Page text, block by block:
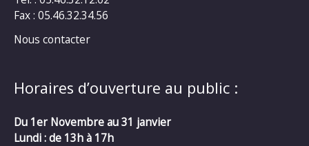
Fax : 05.46.32.34.56
Nous contacter
Horaires d’ouverture au public :
Du 1er Novembre au 31 janvier
Lundi : de 13h à 17h